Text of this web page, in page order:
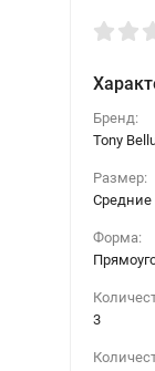
Бренд:
Tony
Размер:
Средние
Форма:
3